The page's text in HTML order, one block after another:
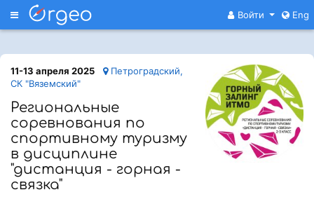
Меню Войти Eng
11-13 апреля 2025
Петроградский,
СК "Вяземский"
Региональные
соревнования по
спортивному туризму
в дисциплине
"дистанция - горная -
связка"